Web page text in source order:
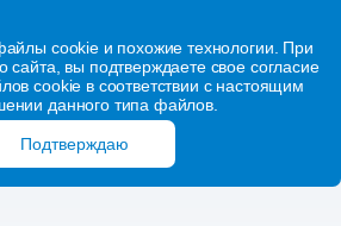
cookie и похожие технологии. При
сайта, вы подтверждаете свое согласие
cookie в соответствии с настоящим
данного типа файлов.
Подтверждаю